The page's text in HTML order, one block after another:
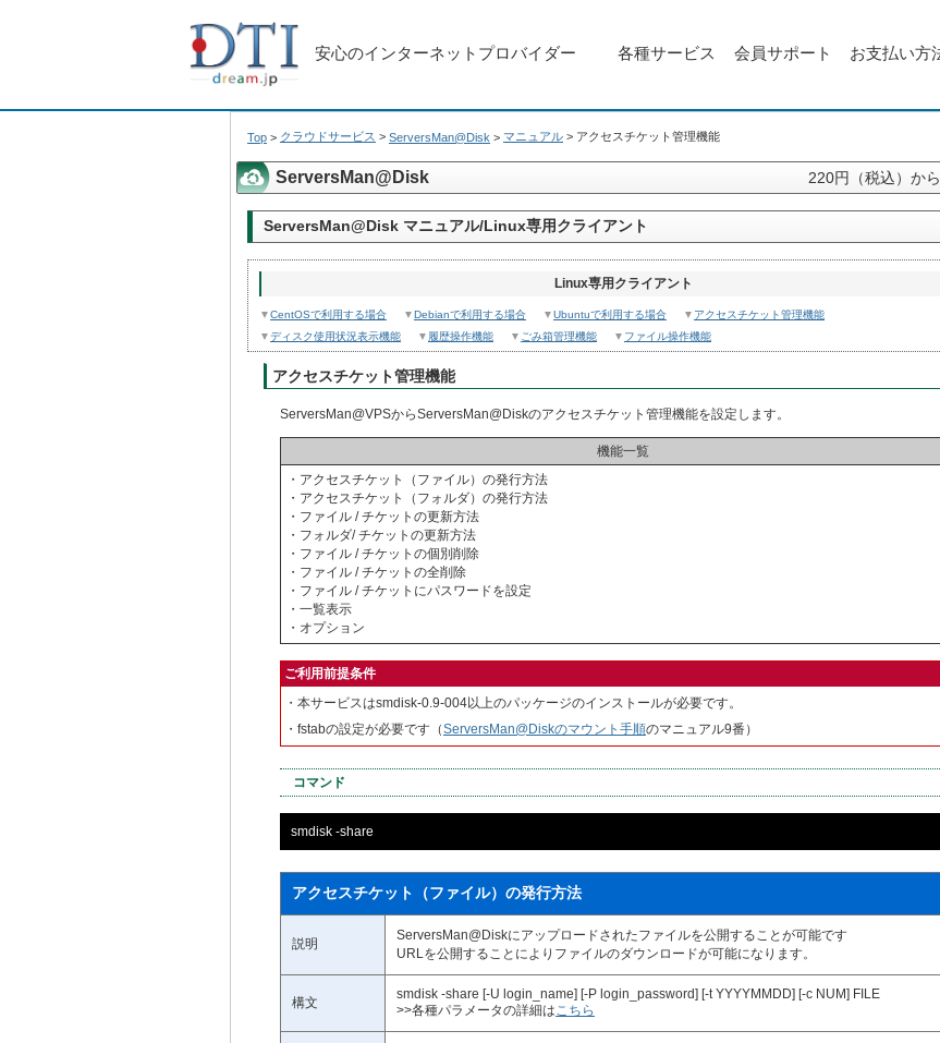
安心のインターネットプロバイダー 各種サービス 会員サポート お支払い方
Top > クラウドサービス > ServersMan@Disk > マニュアル > アクセスチケット管理機能
ServersMan@Disk 220円（税込）か
ServersMan@Disk マニュアル/Linux専用クライアント
Linux専用クライアント
▼CentOSで利用する場合 ▼Debianで利用する場合 ▼Ubuntuで利用する場合 ▼ アクセスチケット管理機能
▼ディスク使用状況表示機能 ▼ 履歴操作機能 ▼ ごみ箱管理機能 ▼ ファイル操作機能
アクセスチケット管理機能
ServersMan@VPSからServersMan@Diskのアクセスチケット管理機能を設定します。
機能一覧
・アクセスチケット（ファイル）の発行方法
・アクセスチケット（フォルダ）の発行方法
・ファイル / チケットの更新方法
・フォルダ/ チケットの更新方法
・ファイル / チケットの個別削除
・ファイル / チケットの全削除
・ファイル / チケットにパスワードを設定
・一覧表示
・オプション
ご利用前提条件
・本サービスはsmdisk-0.9-004以上のパッケージのインストールが必要です。
・fstabの設定が必要です（ServersMan@Diskのマウント手順のマニュアル9番）
コマンド
smdisk -share
アクセスチケット（ファイル）の発行方法
説明
ServersMan@Diskにアップロードされたファイルを公開することが可能です
URLを公開することによりファイルのダウンロードが可能になります。
構文
smdisk -share [-U login_name] [-P login_password] [-t YYYYMMDD] [-c NUM] FILE
>>各種パラメータの詳細はこちら